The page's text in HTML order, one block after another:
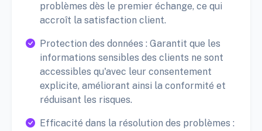
problèmes dès le premier échange, ce qui
accroît la satisfaction client.
Protection des données : Garantit que les
informations sensibles des clients ne sont
accessibles qu'avec leur consentement
explicite, améliorant ainsi la conformité et
réduisant les risques.
Efficacité dans la résolution des problèmes :